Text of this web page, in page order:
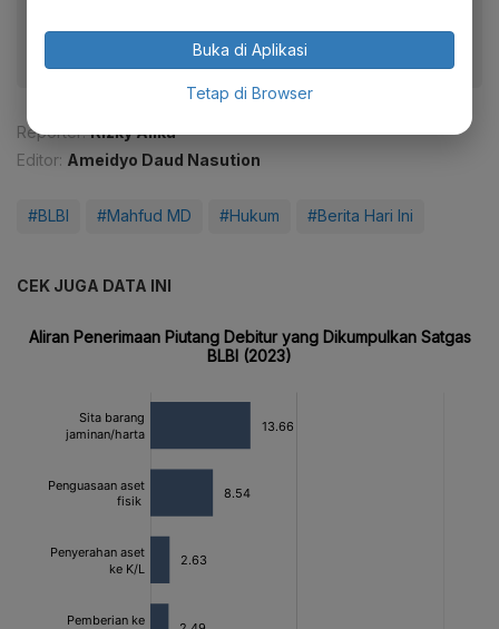
Reporter: Rizky Alika
Editor: Ameidyo Daud Nasution
#BLBI #Mahfud MD #Hukum #Berita Hari Ini
CEK JUGA DATA INI
Buka di Aplikasi
Tetap di Browser